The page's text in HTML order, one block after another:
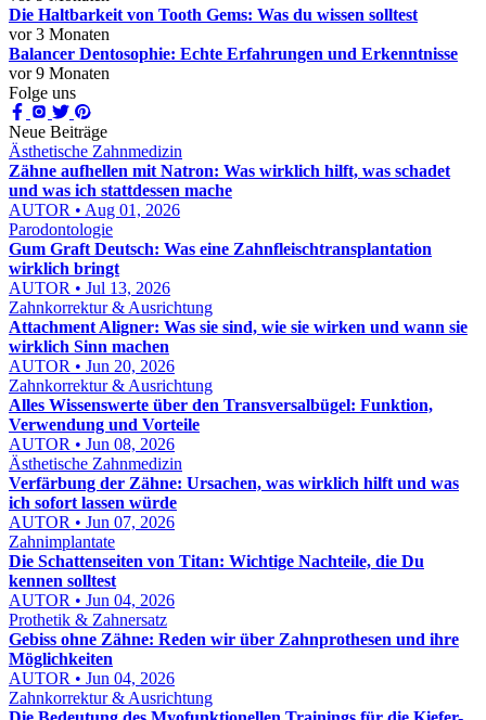
Die Haltbarkeit von Tooth Gems: Was du wissen solltest
vor 3 Monaten
Balancer Dentosophie: Echte Erfahrungen und Erkenntnisse
vor 9 Monaten
Folge uns
Neue Beiträge
Ästhetische Zahnmedizin
Zähne aufhellen mit Natron: Was wirklich hilft, was schadet
und was ich stattdessen mache
AUTOR • Aug 01, 2026
Parodontologie
Gum Graft Deutsch: Was eine Zahnfleischtransplantation
wirklich bringt
AUTOR • Jul 13, 2026
Zahnkorrektur & Ausrichtung
Attachment Aligner: Was sie sind, wie sie wirken und wann sie
wirklich Sinn machen
AUTOR • Jun 20, 2026
Zahnkorrektur & Ausrichtung
Alles Wissenswerte über den Transversalbügel: Funktion,
Verwendung und Vorteile
AUTOR • Jun 08, 2026
Ästhetische Zahnmedizin
Verfärbung der Zähne: Ursachen, was wirklich hilft und was
ich sofort lassen würde
AUTOR • Jun 07, 2026
Zahnimplantate
Die Schattenseiten von Titan: Wichtige Nachteile, die Du
kennen solltest
AUTOR • Jun 04, 2026
Prothetik & Zahnersatz
Gebiss ohne Zähne: Reden wir über Zahnprothesen und ihre
Möglichkeiten
AUTOR • Jun 04, 2026
Zahnkorrektur & Ausrichtung